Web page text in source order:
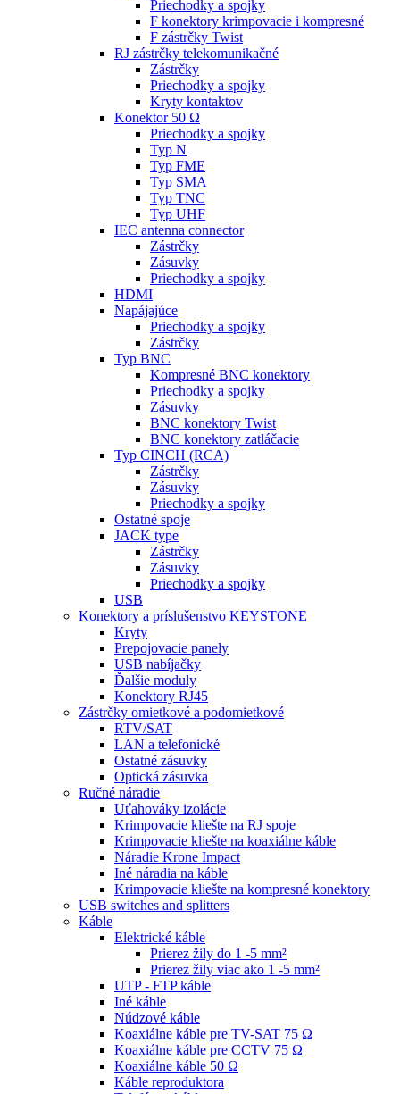
Priechodky a spojky
F konektory krimpovacie i kompresné
F zástrčky Twist
RJ zástrčky telekomunikačné
Zástrčky
Priechodky a spojky
Kryty kontaktov
Konektor 50 Ω
Priechodky a spojky
Typ N
Typ FME
Typ SMA
Typ TNC
Typ UHF
IEC antenna connector
Zástrčky
Zásuvky
Priechodky a spojky
HDMI
Napájajúce
Priechodky a spojky
Zástrčky
Typ BNC
Kompresné BNC konektory
Priechodky a spojky
Zásuvky
BNC konektory Twist
BNC konektory zatláčacie
Typ CINCH (RCA)
Zástrčky
Zásuvky
Priechodky a spojky
Ostatné spoje
JACK type
Zástrčky
Zásuvky
Priechodky a spojky
USB
Konektory a príslušenstvo KEYSTONE
Kryty
Prepojovacie panely
USB nabíjačky
Ďalšie moduly
Konektory RJ45
Zástrčky omietkové a podomietkové
RTV/SAT
LAN a telefonické
Ostatné zásuvky
Optická zásuvka
Ručné náradie
Uťahováky izolácie
Krimpovacie kliešte na RJ spoje
Krimpovacie kliešte na koaxiálne káble
Náradie Krone Impact
Iné náradia na káble
Krimpovacie kliešte na kompresné konektory
USB switches and splitters
Káble
Elektrické káble
Prierez žily do 1 -5 mm²
Prierez žily viac ako 1 -5 mm²
UTP - FTP káble
Iné káble
Núdzové káble
Koaxiálne káble pre TV-SAT 75 Ω
Koaxiálne káble pre CCTV 75 Ω
Koaxiálne káble 50 Ω
Káble reproduktora